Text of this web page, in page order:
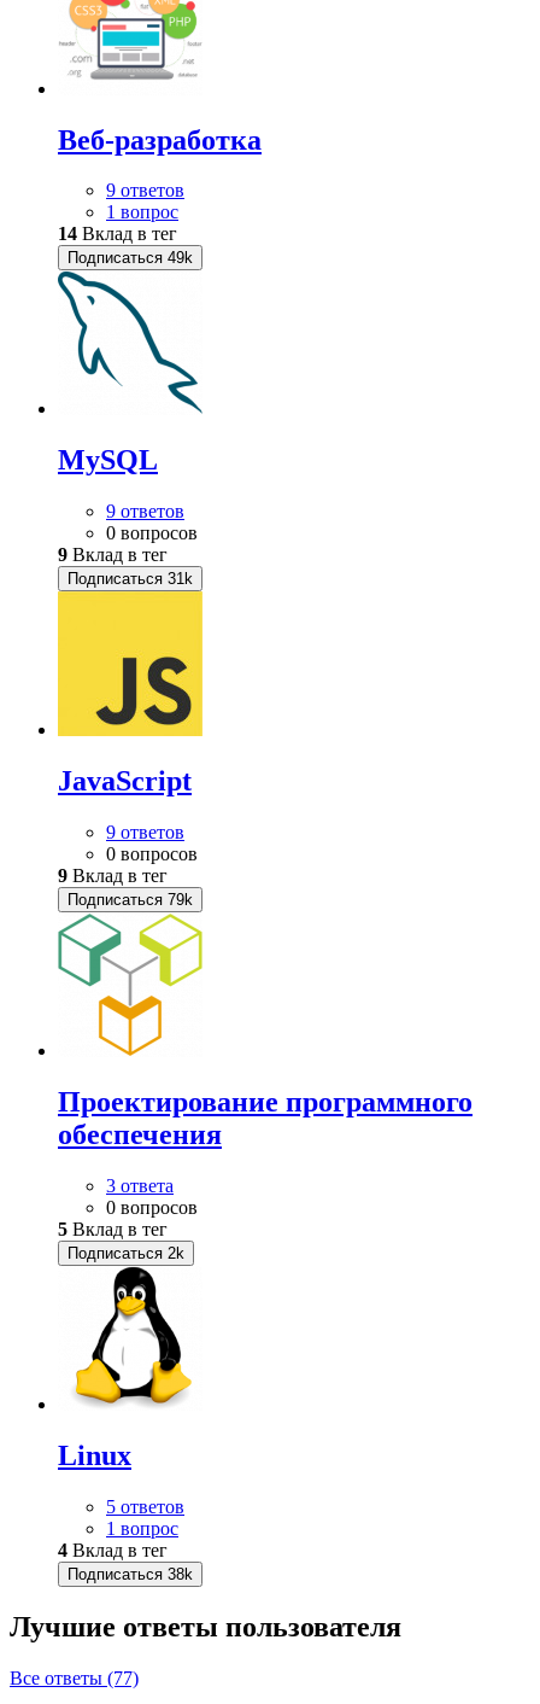
Веб-разработка
9 ответов
1 вопрос
14 Вклад в тег
Подписаться 49k
MySQL
9 ответов
0 вопросов
9 Вклад в тег
Подписаться 31k
JavaScript
9 ответов
0 вопросов
9 Вклад в тег
Подписаться 79k
Проектирование программного
обеспечения
3 ответа
0 вопросов
5 Вклад в тег
Подписаться 2k
Linux
5 ответов
1 вопрос
4 Вклад в тег
Подписаться 38k
Лучшие ответы пользователя
Все ответы (77)